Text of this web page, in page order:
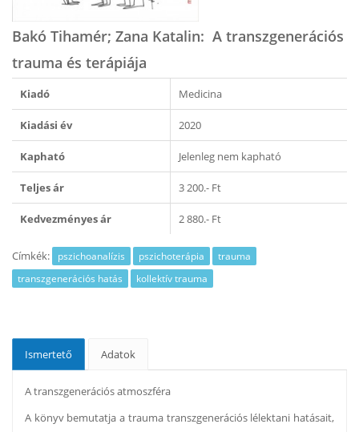
Bakó Tihamér; Zana Katalin: A transzgenerációs
trauma és terápiája
Kiadó Medicina
Kiadási év 2020
Kapható Jelenleg nem kapható
Teljes ár 3 200.- Ft
Kedvezményes ár 2 880.- Ft
Címkék: pszichoanalízis pszichoterápia
trauma
transzgenerációs hatás
kollektív trauma
Ismertető Adatok
A transzgenerációs atmoszféra
A könyv bemutatja a trauma transzgenerációs lélektani hatásait,